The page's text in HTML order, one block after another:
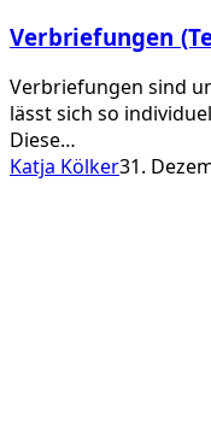
bis
Verbriefungen
Verbriefungen sind
lässt sich so
Diese…
Katja Kölker31.